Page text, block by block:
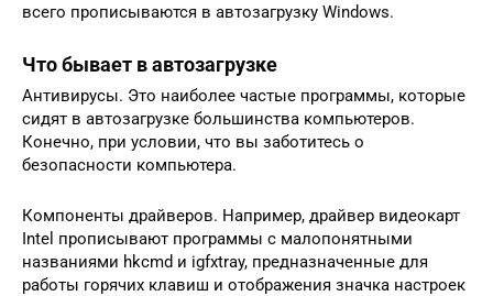
всего прописываются в автозагрузку Windows.
Что бывает в автозагрузке
Антивирусы. Это наиболее частые программы, которые
сидят в автозагрузке большинства компьютеров.
Конечно, при условии, что вы заботитесь о
безопасности компьютера.
Компоненты драйверов. Например, драйвер видеокарт
Intel прописывают программы с малопонятными
названиями hkcmd и igfxtray, предназначенные для
работы горячих клавиш и отображения значка настроек